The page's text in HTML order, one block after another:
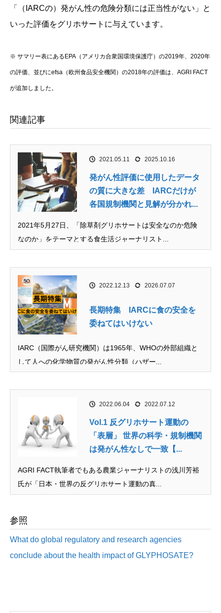
「（IARCの）発がん性の危険分類には正当性がない」と
いった評価をグリホサートに与えています。
※ サマリー表にあるEPA（アメリカ合衆国環境保護庁）の2019年、2020年
の評価、並びにefsa（欧州食品安全機関）の2018年の評価は、AGRI FACT
が追加しました。
関連記事
2021.05.11 2025.10.16
発がん性評価に使用したデータ
の質に大きな差 IARCだけが
各国規制機関と見解が分かれ...
2021年5月27日、「除草剤グリホサートは安全なのか危険
なのか」をテーマとする食生活ジャーナリスト...
2022.12.13 2026.07.07
長期特集 IARCに食の安全を
委ねてはいけない
IARC（国際がん研究機関）は1965年、WHOの外部組織と
して人への化学物質の発がん性分類（ハザー...
2022.06.04 2022.07.12
Vol.1 反グリホサート運動の
「表層」 世界の科学・規制機関
は発がん性なしで一致【...
AGRI FACT執筆者でもある農業ジャーナリストの浅川芳裕
氏が「日本・世界の反グリホサート運動の真...
参照
What do global regulatory and research agencies
conclude about the health impact of GLYPHOSATE?